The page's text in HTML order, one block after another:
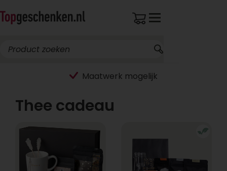
Maatwerk mogelijk
Thee cadeau